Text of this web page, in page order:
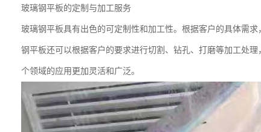
玻璃钢平板的定制与加工服务
玻璃钢平板具有出色的可定制性和加工性。根据客户的具体需
钢平板还可以根据客户的要求进行切割、钻孔、打磨等加工处
个领域的应用更加灵活和广泛。